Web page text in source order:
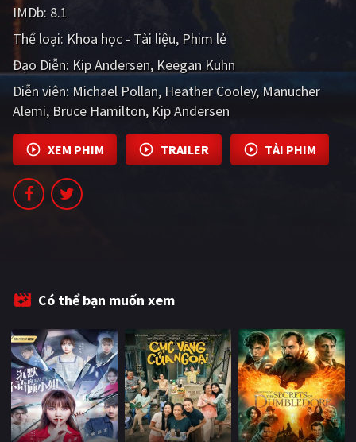
Tổng hợp
CẬP NHẬT
PHIM MỚI
PHIM LẺ
PHIM CHIẾU RẠP
IMDb: 8.1
Thể loại: Khoa học - Tài liệu Phim lẻ
Đạo Diễn: Kip Andersen Keegan Kuhn
Diễn viên: Michael Pollan Heather Cooley Manucher
Alemi Bruce Hamilton Kip Andersen
XEM PHIM TRAILER TẢI PHIM
Có thể bạn muốn xem